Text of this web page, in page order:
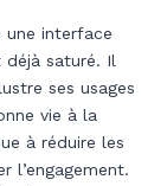
une interface
déjà saturé. Il
ses usages
vie à la
à réduire les
l’engagement.